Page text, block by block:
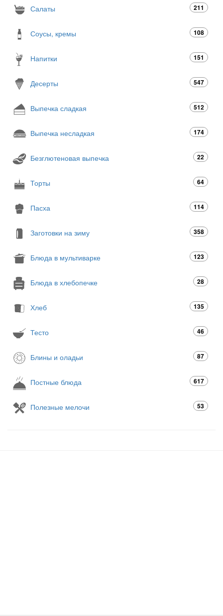
Салаты 211
Соусы, кремы 108
Напитки 151
Десерты 547
Выпечка сладкая 512
Выпечка несладкая 174
Безглютеновая выпечка 22
Торты 64
Пасха 114
Заготовки на зиму 358
Блюда в мультиварке 123
Блюда в хлебопечке 28
Хлеб 135
Тесто 46
Блины и оладьи 87
Постные блюда 617
Полезные мелочи 53